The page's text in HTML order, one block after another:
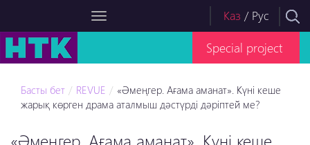
Каз / Рус
Special project
Басты бет REVUE
«Әмеңгер. Ағама аманат». Күні кеше
жарық көрген драма аталмыш дәстүрді дәріптей ме?
«Әмеңгер. Ағама аманат». Күні кеше